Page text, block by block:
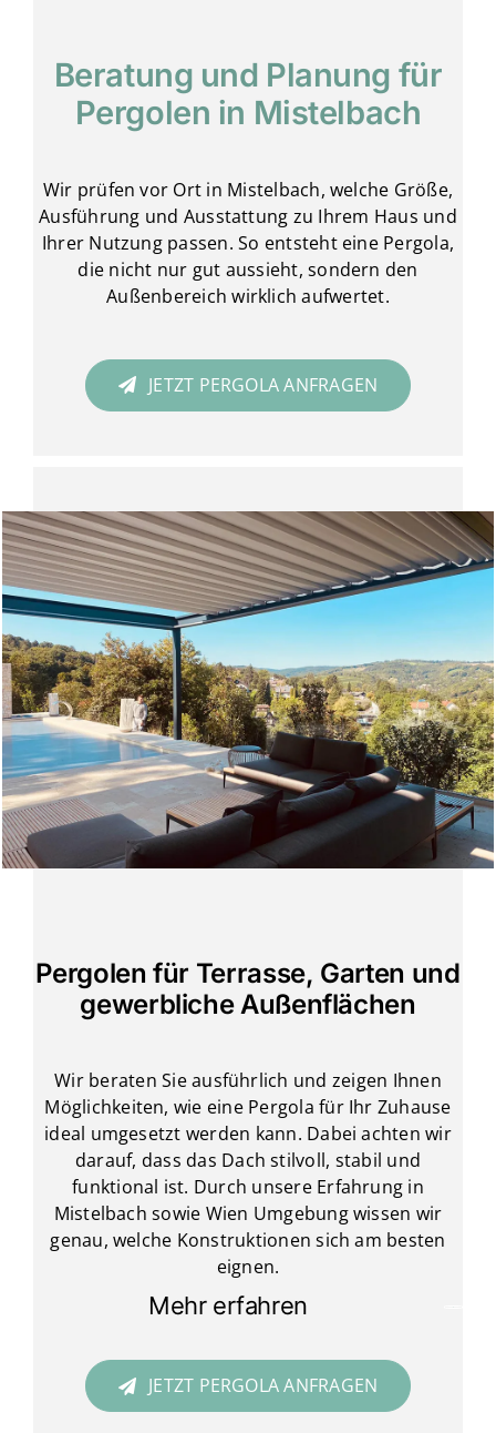
Beratung und Planung für
Pergolen in Mistelbach
Wir prüfen vor Ort in Mistelbach, welche Größe,
Ausführung und Ausstattung zu Ihrem Haus und
Ihrer Nutzung passen. So entsteht eine Pergola,
die nicht nur gut aussieht, sondern den
Außenbereich wirklich aufwertet.
JETZT PERGOLA ANFRAGEN
Pergolen für Terrasse, Garten und
gewerbliche Außenflächen
Wir beraten Sie ausführlich und zeigen Ihnen
Möglichkeiten, wie eine Pergola für Ihr Zuhause
ideal umgesetzt werden kann. Dabei achten wir
darauf, dass das Dach stilvoll, stabil und
funktional ist. Durch unsere Erfahrung in
Mistelbach sowie Wien Umgebung wissen wir
genau, welche Konstruktionen sich am besten
eignen.
Mehr erfahren
JETZT PERGOLA ANFRAGEN